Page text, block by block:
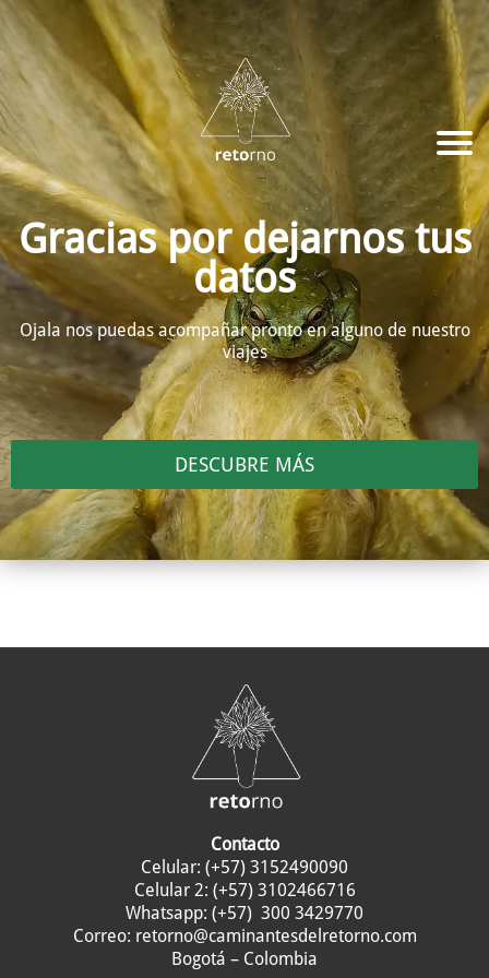
Gracias por dejarnos tus
datos
Ojala nos puedas acompañar pronto en alguno de nuestro
viajes
DESCUBRE MÁS
Contacto
Celular: (+57) 3152490090
Celular 2: (+57) 3102466716
Whatsapp: (+57) 300 3429770
Correo: retorno@caminantesdelretorno.com
Bogotá – Colombia